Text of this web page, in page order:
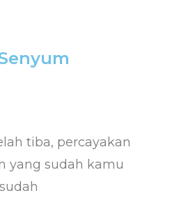
tiba, percayakan
yang sudah kamu